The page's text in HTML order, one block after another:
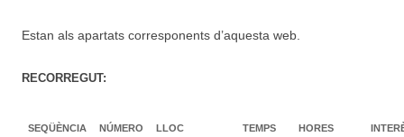
Estan als apartats corresponents d’aquesta web.
RECORREGUT:
SEQÜÈNCIA
NÚMERO
LLOC
TEMPS
HORES